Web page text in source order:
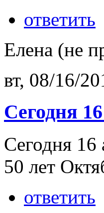
ответить
Елена (не
вт, 08/16/
Сегодня
Сегодня 16
50 лет
ответить